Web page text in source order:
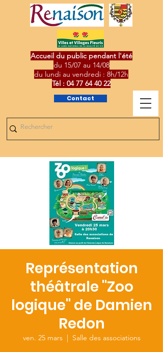
Contact
Accueil du public pendant l'été
du 15/07 au 14/08
du lundi au vendredi : 8h/12h
Tél : 04 77 64 40 22
Représentation
théâtrale "Zoo
logique" de Damien
Redon
ven. 25 mars
  |
Salle des associations